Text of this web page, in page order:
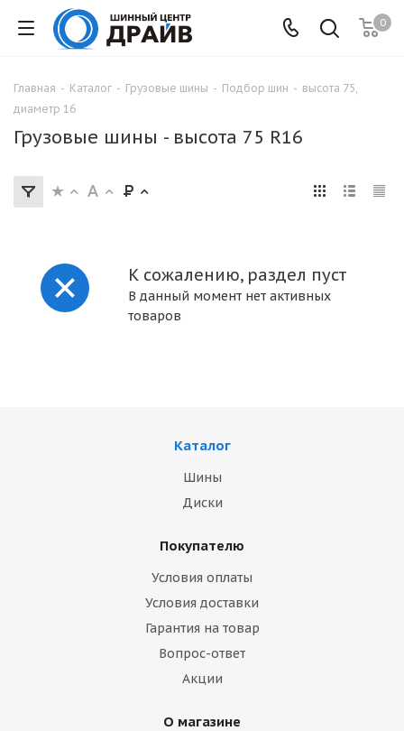
0
Главная - Каталог - Грузовые шины - Подбор шин - высота 75,
диаметр 16
Грузовые шины - высота 75 R16
К сожалению, раздел пуст
В данный момент нет активных
товаров
Каталог
Шины
Диски
Покупателю
Условия оплаты
Условия доставки
Гарантия на товар
Вопрос-ответ
Акции
О магазине